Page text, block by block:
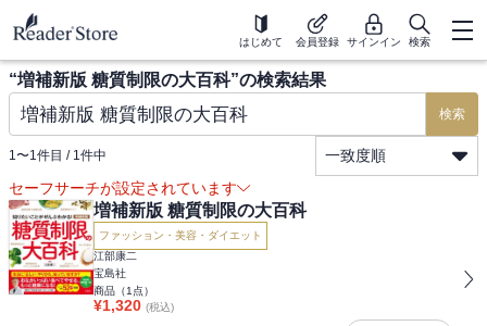
はじめて 会員登録 サインイン 検索
“増補新版 糖質制限の大百科”の検索結果
検索
1〜1件目 / 1件中
一致度順
セーフサーチが設定されています
増補新版 糖質制限の大百科
ファッション・美容・ダイエット
江部康二
宝島社
商品（1 点）
¥1,320 (税込)